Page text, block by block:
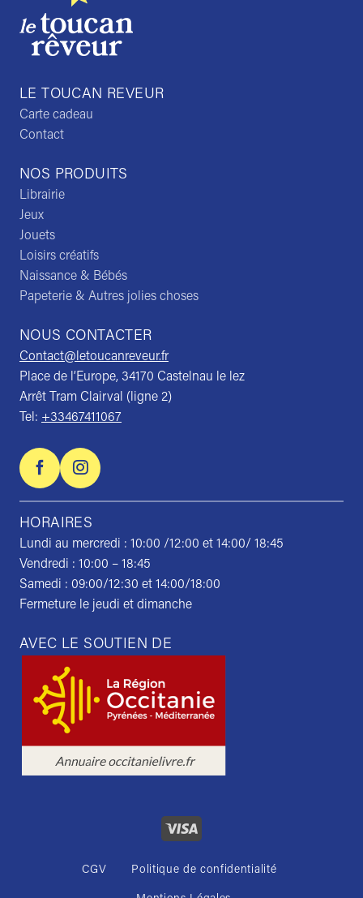
NOS PRODUITS
Librairie
Jeux
Jouets
Loisirs créatifs
Naissance & Bébés
Papeterie & Autres jolies choses
NOUS CONTACTER
Contact@letoucanreveur.fr
Place de l’Europe, 34170 Castelnau le lez
Arrêt Tram Clairval (ligne 2)
Tel: +33467411067
HORAIRES
Lundi au mercredi : 10:00 /12:00 et 14:00/ 18:45
Vendredi : 10:00 – 18:45
Samedi : 09:00/12:30 et 14:00/18:00
Fermeture le jeudi et dimanche
LE TOUCAN REVEUR
Carte cadeau
Contact
AVEC LE SOUTIEN DE
CGV Politique de confidentialité